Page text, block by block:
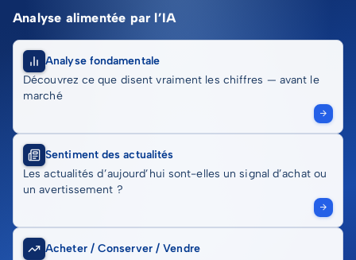
Analyse alimentée par l’IA
Analyse fondamentale
Découvrez ce que disent vraiment les chiffres — avant le
marché
Sentiment des actualités
Les actualités d’aujourd’hui sont-elles un signal d’achat ou
un avertissement ?
Acheter / Conserver / Vendre